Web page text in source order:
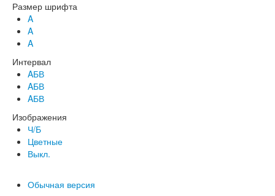
Размер шрифта
A
A
A
Интервал
AБВ
AБВ
AБВ
Изображения
Ч/Б
Цветные
Выкл.
Обычная версия